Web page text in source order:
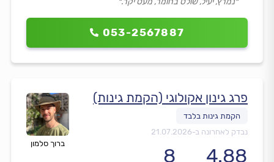
053-2567887
ברוך סלמון
פרג גינון אקולוגי (הקמת גינות)
נבדק לאחרונה ב-21.07.2026
4.88
8